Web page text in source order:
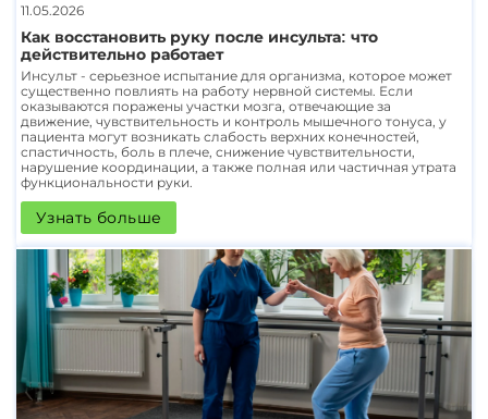
11.05.2026
Как восстановить руку после инсульта: что
действительно работает
Инсульт - серьезное испытание для организма, которое может
существенно повлиять на работу нервной системы. Если
оказываются поражены участки мозга, отвечающие за
движение, чувствительность и контроль мышечного тонуса, у
пациента могут возникать слабость верхних конечностей,
спастичность, боль в плече, снижение чувствительности,
нарушение координации, а также полная или частичная утрата
функциональности руки.
Узнать больше